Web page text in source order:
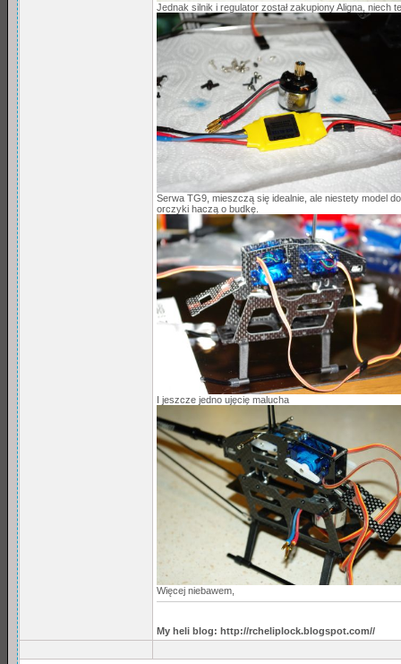
Jednak silnik i regulator został zakupiony Aligna, niech
Serwa TG9, mieszczą się idealnie, ale niestety model
orczyki haczą o budkę.
I jeszcze jedno ujęcię malucha
Więcej niebawem,
My heli blog: http://rcheliplock.blogspot.com//